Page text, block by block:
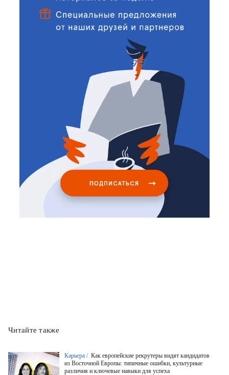
Читайте также
Карьера / Как европейские рекрутеры видят кандидатов
из Восточной Европы: типичные ошибки, культурные
различия и ключевые навыки для успеха